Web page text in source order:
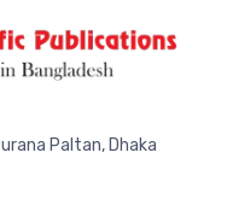
Paltan, Dhaka